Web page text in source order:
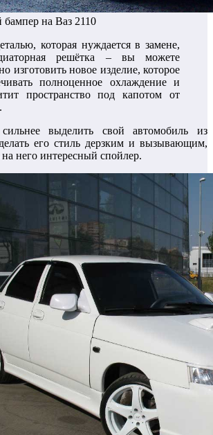
на Ваз 2110
которая нуждается в замене,
решётка – вы можете
изготовить новое изделие, которое
полноценное охлаждение и
пространство под капотом от
выделить свой автомобиль из
его стиль дерзким и вызывающим,
него интересный спойлер.